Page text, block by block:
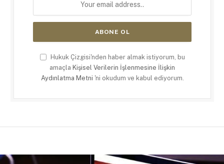
Hukuk Çizgisi'nden haber almak istiyorum, bu
amaçla Kişisel Verilerin İşlenmesine İlişkin
Aydınlatma Metni 'ni okudum ve kabul ediyorum.